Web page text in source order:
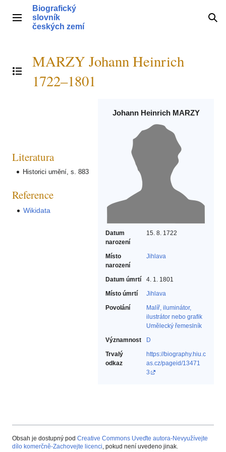
obsahHlavní menu
Biografický
slovník
českých zemí
Přepnout obsah
MARZY Johann Heinrich
1722–1801
Johann Heinrich MARZY
Datum
narození
15. 8. 1722
Místo
narození
Jihlava
Datum úmrtí
4. 1. 1801
Místo úmrtí
Jihlava
Povolání
Malíř, iluminátor,
ilustrátor nebo grafik‎
Umělecký řemeslník‎
Významnost
D
Trvalý
odkaz
https://biography.hiu.c
as.cz/pageid/13471
3
Literatura
Historici umění, s. 883
Reference
Wikidata
Obsah je dostupný pod Creative Commons Uveďte autora-Nevyužívejte
dílo komerčně-Zachovejte licenci, pokud není uvedeno jinak.